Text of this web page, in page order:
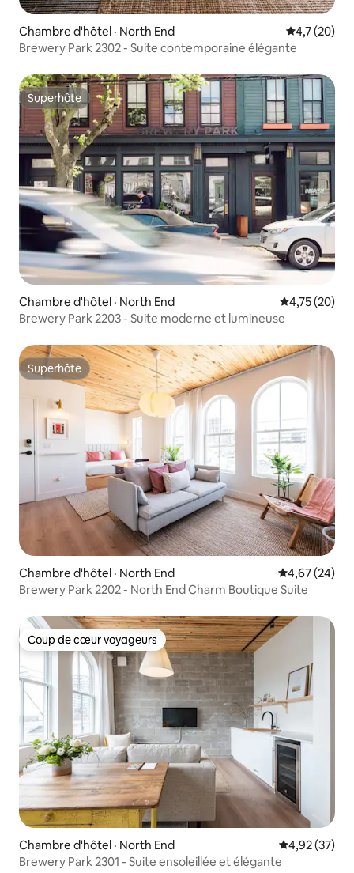
Chambre d'hôtel · North End Note
4,7 (20)
Brewery Park 2302 - Suite contemporaine élégante
Superhôte
Superhôte
Chambre d'hôtel · North End Note
4,75 (20)
Brewery Park 2203 - Suite moderne et lumineuse
Superhôte
Superhôte
Chambre d'hôtel · North End Note
4,67 (24)
Brewery Park 2202 - North End Charm Boutique Suite
Coup de cœur voyageurs
Coup de cœur voyageurs
Chambre d'hôtel · North End Note
4,92 (37)
Brewery Park 2301 - Suite ensoleillée et élégante